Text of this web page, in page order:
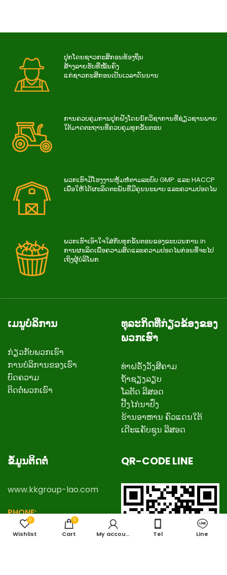
ປູກໂດຍຊາວກະສິກອນທ້ອງຖິ່ນ
ສ້າງລາຍຮັບທີ່ໝັ້ນຄົງ
ແກ່ຊາວກະສິກອນເປັນເວລາດົນນານ
ການ​ຄວບ​ຄຸມ​ການ​ປູກ​ຝັງ​ໂດຍ​ນັກ​ວິ​ຊາ​ການ​ທີ່​ຊ່ຽວ​ຊານ​ພາຍ​
ໃຕ້​ມາດ​ຕະ​ຖານ​ທີ່​ຄວບ​ຄຸມ​ທຸກ​ຂັ້ນ​ຕອນ
ພວກເຮົາມີໂຮງງານຫຸ້ມຫໍ່ຕາມລະບົບ GMP. ແລະ HACCP
ເພື່ອໃຫ້ໄດ້ຜະລິດຕະພັນທີ່ມີຄຸນນະພາບ ແລະຄວາມປອດໄພ
ພວກ​ເຮົາ​ເອົາ​ໃຈ​ໃສ່​ກັບ​ທຸກ​ຂັ້ນ​ຕອນ​ຂອງ​ຂະ​ບວນ​ການ.in
ການ​ຜະ​ລິດ​ເພື່ອ​ຄວາມ​ສົດ​ແລະ​ຄວາມ​ປອດ​ໄພ​ກ່ອນ​ທີ່​ຈະ​ໄປ​
ເຖິງ​ຜູ້​ບໍ​ລິ​ໂພກ
ເມນູບໍລິການ
ກ່ຽວ​ກັບ​ພວກ​ເຮົາ
ການບໍລິການຂອງເຮົາ
ບົດຄວາມ
ຕິດ​ຕໍ່​ພວກ​ເຮົາ
ທຸລະກິດທີ່ກ່ຽວຂ້ອງຂອງ
ພວກເຮົາ
ທ່າຝຣັ່ງວັງສີຄາມ
ຖ້ຳຊຽງລຽບ
ໂລຕັດ ລີສອດ
ປີ້ງໄກ່ນາປົ່ງ
ຮ້ານອາຫານ ຄົວແດນໃຕ້
ເດີະແຄັບຊູນ ລີສອດ
ຂໍ້ມູນຕິດຕໍ່
www.kkgroup-lao.com
PHONE:
8562057888777,
+8562057778888
QR-CODE LINE
0
Wishlist
0
Cart My account Tel Line